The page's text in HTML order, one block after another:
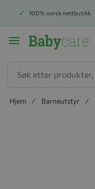
100% norsk nettbutikk
Hjem Barneutstyr